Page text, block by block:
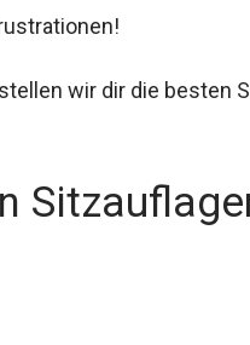
wir dir die besten